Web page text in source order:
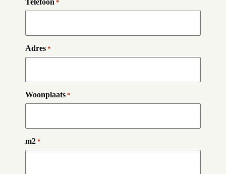
*
Adres *
Woonplaats *
m2 *